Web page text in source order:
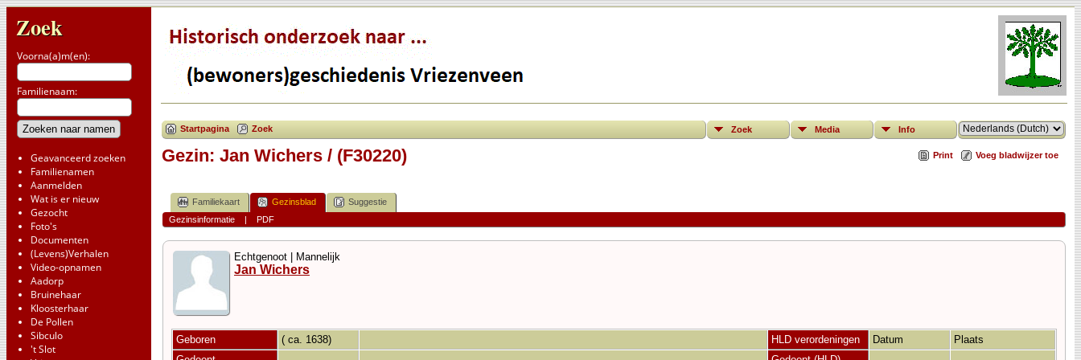
Zoek
Voorna(a)m(en):
Familienaam:
Geavanceerd zoeken
Familienamen
Aanmelden
Wat is er nieuw
Gezocht
Foto's
Documenten
(Levens)Verhalen
Video-opnamen
Aadorp
Bruinehaar
Kloosterhaar
De Pollen
Sibculo
't Slot
Startpagina Zoek Zoek Media Info
Print Voeg bladwijzer toe
Gezin: Jan Wichers / (F30220)
Familiekaart Gezinsblad
Suggestie
Gezinsinformatie| PDF
Echtgenoot | Mannelijk
Jan Wichers
Geboren ( ca. 1638) HLD verordeningen Datum
Plaats